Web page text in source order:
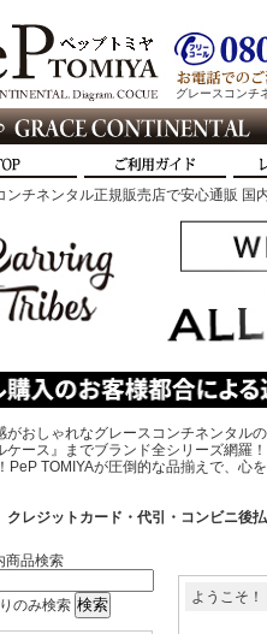
グレースコンチ
ンチネンタル正規販売店で安心通販 国
がおしゃれなグレースコンチネンタル
ケース』までブランド全シリーズ網羅
PeP TOMIYAが圧倒的な品揃えで、心
クレジットカード・代引・コンビニ後
商品検索
のみ検索
ようこそ